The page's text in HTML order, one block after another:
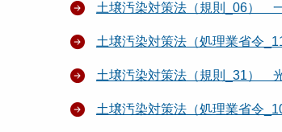
土壌汚染対策法（規則_06）
土壌汚染対策法（処理業省令
土壌汚染対策法（規則_31）
土壌汚染対策法（処理業省令